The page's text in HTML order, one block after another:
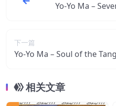
Yo-Yo Ma – Seven
下一篇
Yo-Yo Ma – Soul of the
相关文章